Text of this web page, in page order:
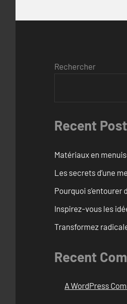
Rechercher
Recent
Matériaux en
Les secrets d’une
Pourquoi
Inspirez-vous les
Transformez
Recent
A WordPress